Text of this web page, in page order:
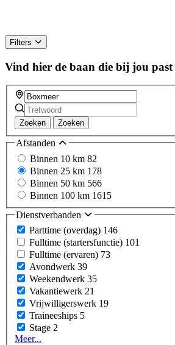
Filters
Vind hier de baan die bij jou past
Zoeken Zoeken
Afstanden
Binnen 10 km 82
Binnen 25 km 178
Binnen 50 km 566
Binnen 100 km 1615
Dienstverbanden
Parttime (overdag) 146
Fulltime (startersfunctie) 101
Fulltime (ervaren) 73
Avondwerk 39
Weekendwerk 35
Vakantiewerk 21
Vrijwilligerswerk 19
Traineeships 5
Stage 2
Meer...